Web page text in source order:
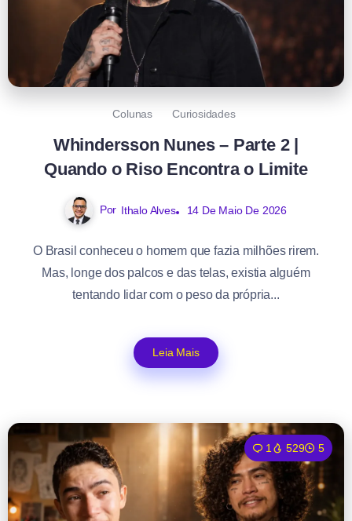
Colunas Curiosidades
Whindersson Nunes – Parte 2 |
Quando o Riso Encontra o Limite
Por Ithalo Alves 14 De Maio De 2026
O Brasil conheceu o homem que fazia milhões rirem.
Mas, longe dos palcos e das telas, existia alguém
tentando lidar com o peso da própria...
Leia Mais
1 529 5